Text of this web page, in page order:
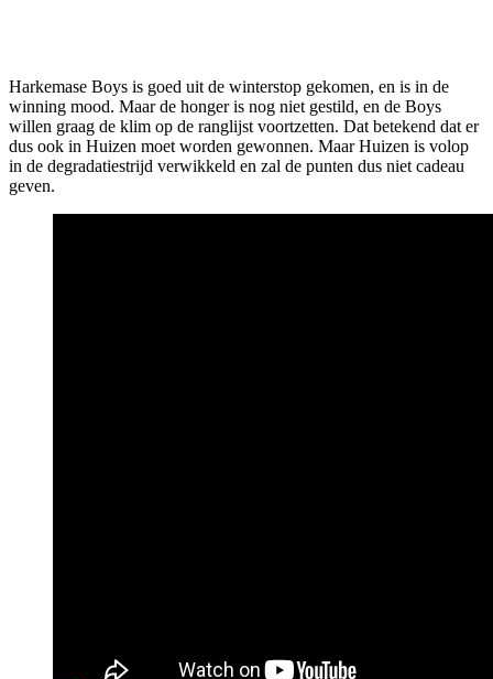
Harkemase Boys is goed uit de winterstop gekomen, en is in de
winning mood. Maar de honger is nog niet gestild, en de Boys
willen graag de klim op de ranglijst voortzetten. Dat betekend dat er
dus ook in Huizen moet worden gewonnen. Maar Huizen is volop
in de degradatiestrijd verwikkeld en zal de punten dus niet cadeau
geven.